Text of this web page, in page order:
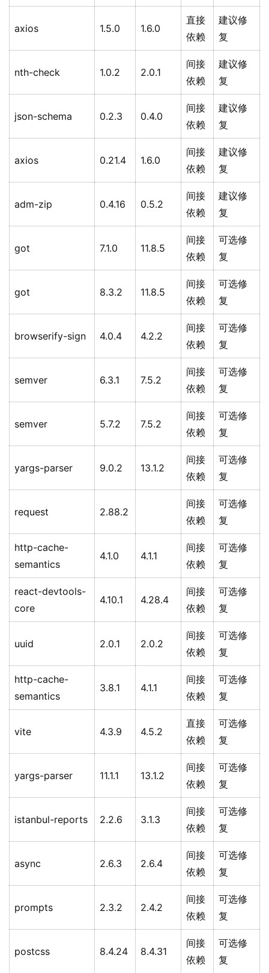
axios 1.5.0 1.6.0
直接
依赖
建议修
复
nth-check 1.0.2 2.0.1
间接
依赖
建议修
复
json-schema 0.2.3 0.4.0
间接
依赖
建议修
复
axios 0.21.4 1.6.0
间接
依赖
建议修
复
adm-zip 0.4.16 0.5.2
间接
依赖
建议修
复
got 7.1.0 11.8.5
间接
依赖
可选修
复
got 8.3.2 11.8.5
间接
依赖
可选修
复
browserify-sign 4.0.4 4.2.2
间接
依赖
可选修
复
semver 6.3.1 7.5.2
间接
依赖
可选修
复
semver 5.7.2 7.5.2
间接
依赖
可选修
复
yargs-parser 9.0.2 13.1.2
间接
依赖
可选修
复
request 2.88.2
间接
依赖
可选修
复
http-cache-
semantics
4.1.0 4.1.1
间接
依赖
可选修
复
react-devtools-
core
4.10.1 4.28.4
间接
依赖
可选修
复
uuid 2.0.1 2.0.2
间接
依赖
可选修
复
http-cache-
semantics
3.8.1 4.1.1
间接
依赖
可选修
复
vite 4.3.9 4.5.2
直接
依赖
可选修
复
yargs-parser 11.1.1 13.1.2
间接
依赖
可选修
复
istanbul-reports 2.2.6 3.1.3
间接
依赖
可选修
复
async 2.6.3 2.6.4
间接
依赖
可选修
复
prompts 2.3.2 2.4.2
间接
依赖
可选修
复
postcss 8.4.24 8.4.31
间接
依赖
可选修
复